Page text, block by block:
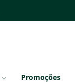
Promoções